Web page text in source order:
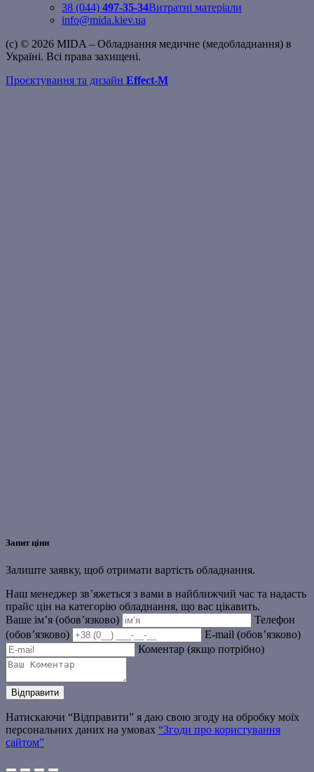
38 (044) 497-35-34Витратні матеріали
info@mida.kiev.ua
(c) © 2026 MIDA – Обладнання медичне (медобладнання) в
Україні. Всі права захищені.
Проєктування та дизайн Effect-M
Запит ціни
Залиште заявку, щоб отримати вартість обладнання.
Наш менеджер зв’яжеться з вами в найближчий час та надасть
прайс цін на категорію обладнання, що вас цікавить.
Ваше ім’я (обов’язково)
Телефон
(обов’язково)
E-mail (обов’язково)
Коментар (якщо потрібно)
Натискаючи “Відправити” я даю свою згоду на обробку моїх
персональних даних на умовах “Згоди про користування
сайтом”